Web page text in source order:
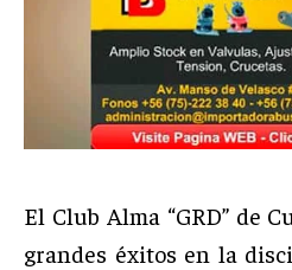
El Club Alma “GRD” de
grandes éxitos en la